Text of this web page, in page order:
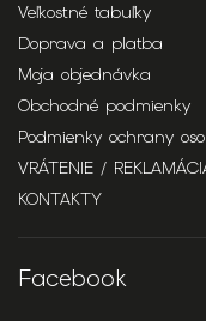
Veľkostné tabuľky
Doprava a platba
Moja objednávka
Obchodné podmienky
Podmienky ochrany
VRÁTENIE /
KONTAKTY
Facebook